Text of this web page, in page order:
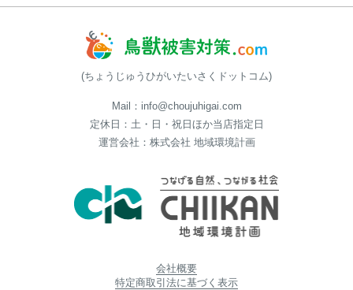
(ちょうじゅうひがいたいさくドットコム)
Mail：info@choujuhigai.com
定休日：土・日・祝日ほか当店指定日
運営会社：株式会社 地域環境計画
会社概要
特定商取引法に基づく表示